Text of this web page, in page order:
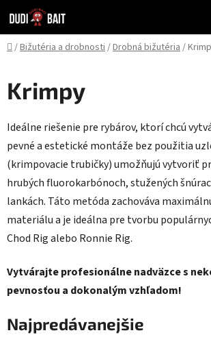
na
obsah
Domov
/Bižutéria a drobnosti/Drobná bižutéria/
Krimpy
Ideálne riešenie pre rybárov, ktorí chcú
pevné a estetické montáže bez použitia
(krimpovacie trubičky) umožňujú vytvoriť
hrubých fluorokarbónoch, stužených
lankách. Táto metóda zachováva
materiálu a je ideálna pre tvorbu
Chod Rig alebo Ronnie Rig.
Vytvárajte profesionálne nadväzce s
pevnosťou a dokonalým vzhľadom!
Najpredávanejšie